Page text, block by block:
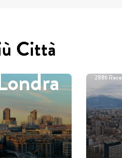
Città
2886